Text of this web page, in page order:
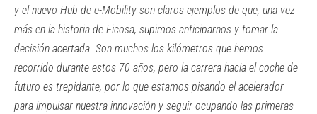
y el nuevo Hub de e-Mobility son claros ejemplos de que, una vez
más en la historia de Ficosa, supimos anticiparnos y tomar la
decisión acertada. Son muchos los kilómetros que hemos
recorrido durante estos 70 años, pero la carrera hacia el coche de
futuro es trepidante, por lo que estamos pisando el acelerador
para impulsar nuestra innovación y seguir ocupando las primeras